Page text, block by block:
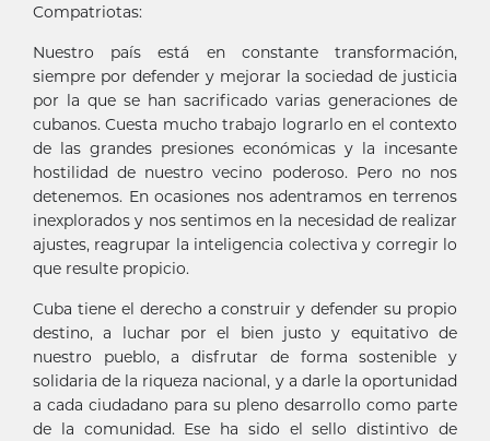
Compatriotas:
Nuestro país está en constante transformación,
siempre por defender y mejorar la sociedad de justicia
por la que se han sacrificado varias generaciones de
cubanos. Cuesta mucho trabajo lograrlo en el contexto
de las grandes presiones económicas y la incesante
hostilidad de nuestro vecino poderoso. Pero no nos
detenemos. En ocasiones nos adentramos en terrenos
inexplorados y nos sentimos en la necesidad de realizar
ajustes, reagrupar la inteligencia colectiva y corregir lo
que resulte propicio.
Cuba tiene el derecho a construir y defender su propio
destino, a luchar por el bien justo y equitativo de
nuestro pueblo, a disfrutar de forma sostenible y
solidaria de la riqueza nacional, y a darle la oportunidad
a cada ciudadano para su pleno desarrollo como parte
de la comunidad. Ese ha sido el sello distintivo de